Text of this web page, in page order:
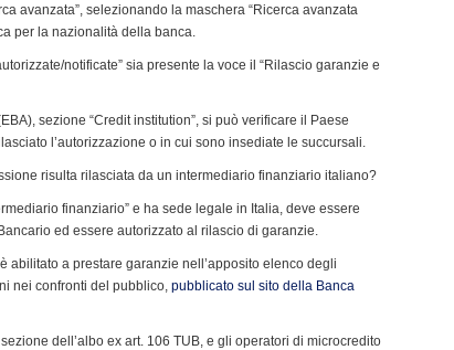
avanzata”, selezionando la maschera “Ricerca avanzata
per la nazionalità della banca.
notificate” sia presente la voce il “Rilascio garanzie e
sezione “Credit institution”, si può verificare il Paese
l’autorizzazione o in cui sono insediate le succursali.
risulta rilasciata da un intermediario finanziario italiano?
finanziario” e ha sede legale in Italia, deve essere
ed essere autorizzato al rilascio di garanzie.
abilitato a prestare garanzie nell’apposito elenco degli
nei confronti del pubblico, pubblicato sul sito della Banca
dell’albo ex art. 106 TUB, e gli operatori di microcredito